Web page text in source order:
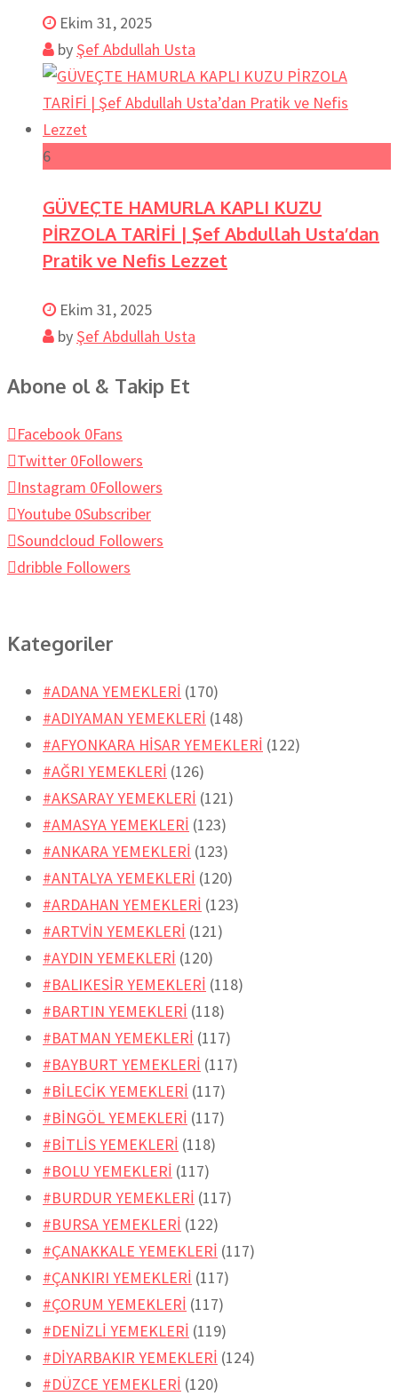
Ekim 31, 2025
by Şef Abdullah Usta
6
GÜVEÇTE HAMURLA KAPLI KUZU
PİRZOLA TARİFİ | Şef Abdullah Usta’dan
Pratik ve Nefis Lezzet
Ekim 31, 2025
by Şef Abdullah Usta
Abone ol & Takip Et
Facebook 0Fans
Twitter 0Followers
Instagram 0Followers
Youtube 0Subscriber
Soundcloud Followers
dribble Followers
Kategoriler
#ADANA YEMEKLERİ (170)
#ADIYAMAN YEMEKLERİ (148)
#AFYONKARA HİSAR YEMEKLERİ (122)
#AĞRI YEMEKLERİ (126)
#AKSARAY YEMEKLERİ (121)
#AMASYA YEMEKLERİ (123)
#ANKARA YEMEKLERİ (123)
#ANTALYA YEMEKLERİ (120)
#ARDAHAN YEMEKLERİ (123)
#ARTVİN YEMEKLERİ (121)
#AYDIN YEMEKLERİ (120)
#BALIKESİR YEMEKLERİ (118)
#BARTIN YEMEKLERİ (118)
#BATMAN YEMEKLERİ (117)
#BAYBURT YEMEKLERİ (117)
#BİLECİK YEMEKLERİ (117)
#BİNGÖL YEMEKLERİ (117)
#BİTLİS YEMEKLERİ (118)
#BOLU YEMEKLERİ (117)
#BURDUR YEMEKLERİ (117)
#BURSA YEMEKLERİ (122)
#ÇANAKKALE YEMEKLERİ (117)
#ÇANKIRI YEMEKLERİ (117)
#ÇORUM YEMEKLERİ (117)
#DENİZLİ YEMEKLERİ (119)
#DİYARBAKIR YEMEKLERİ (124)
#DÜZCE YEMEKLERİ (120)